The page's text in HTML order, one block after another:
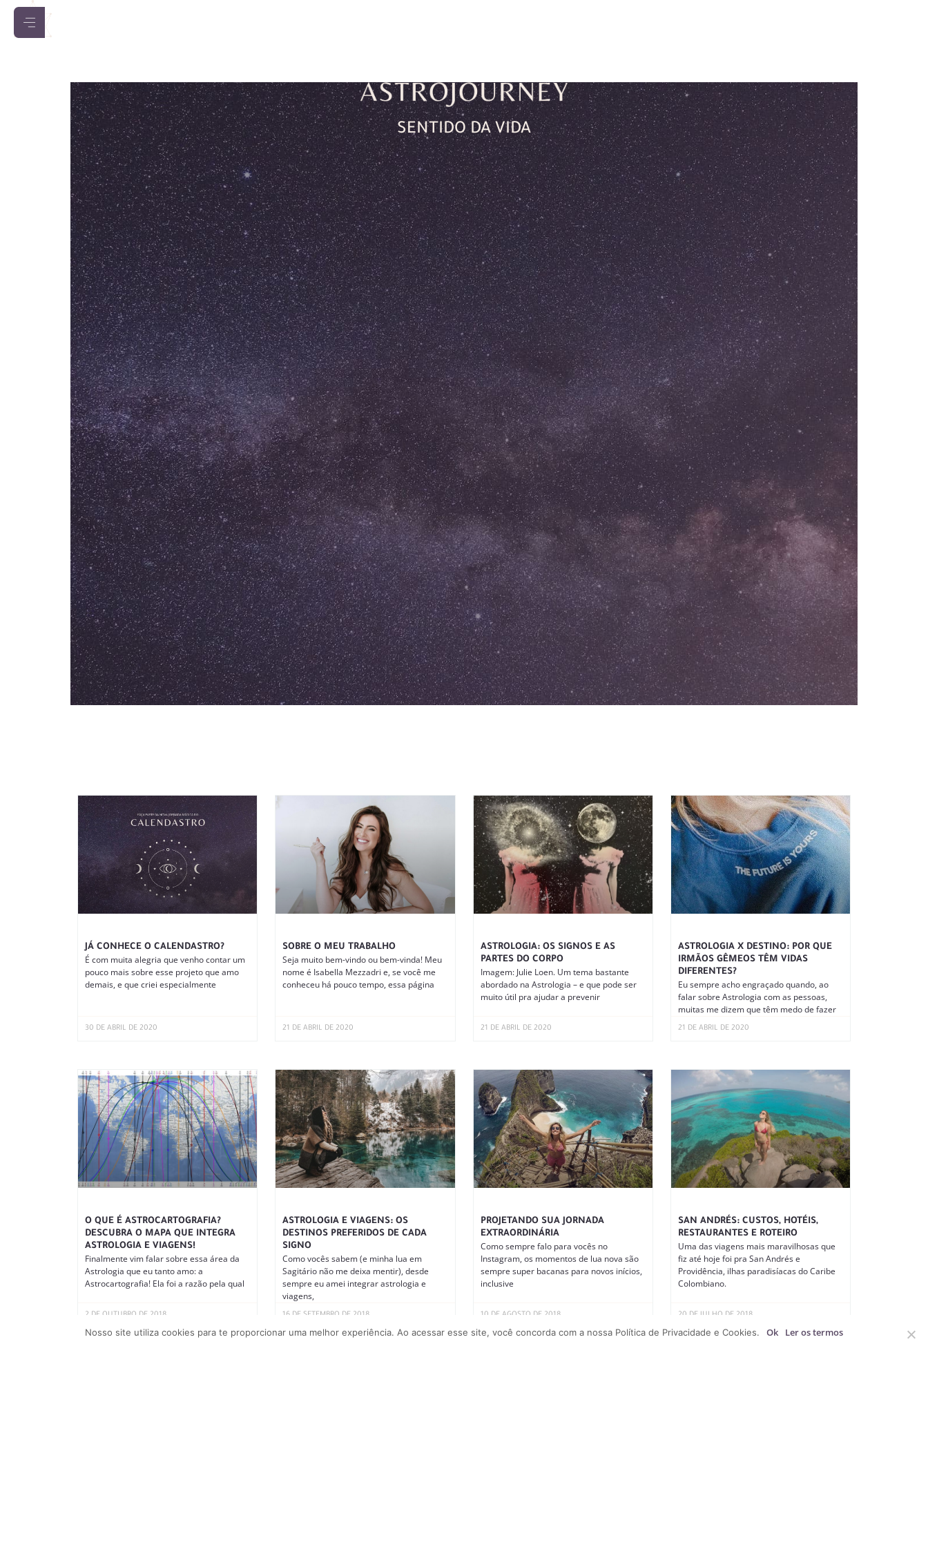
SENTIDO DA VIDA
JÁ CONHECE O CALENDASTRO?
É com muita alegria que venho contar um
pouco mais sobre esse projeto que amo
demais, e que criei especialmente
30 DE ABRIL DE 2020
SOBRE O MEU TRABALHO
Seja muito bem-vindo ou bem-vinda! Meu
nome é Isabella Mezzadri e, se você me
conheceu há pouco tempo, essa página
21 DE ABRIL DE 2020
ASTROLOGIA: OS SIGNOS E AS
PARTES DO CORPO
Imagem: Julie Loen. Um tema bastante
abordado na Astrologia – e que pode ser
muito útil pra ajudar a prevenir
21 DE ABRIL DE 2020
ASTROLOGIA X DESTINO: POR QUE
IRMÃOS GÊMEOS TÊM VIDAS
DIFERENTES?
Eu sempre acho engraçado quando, ao
falar sobre Astrologia com as pessoas,
muitas me dizem que têm medo de fazer
21 DE ABRIL DE 2020
O QUE É ASTROCARTOGRAFIA?
DESCUBRA O MAPA QUE INTEGRA
ASTROLOGIA E VIAGENS!
Finalmente vim falar sobre essa área da
Astrologia que eu tanto amo: a
Astrocartografia! Ela foi a razão pela qual
2 DE OUTUBRO DE 2018
ASTROLOGIA E VIAGENS: OS
DESTINOS PREFERIDOS DE CADA
SIGNO
Como vocês sabem (e minha lua em
Sagitário não me deixa mentir), desde
sempre eu amei integrar astrologia e
viagens,
16 DE SETEMBRO DE 2018
PROJETANDO SUA JORNADA
EXTRAORDINÁRIA
Como sempre falo para vocês no
Instagram, os momentos de lua nova são
sempre super bacanas para novos inícios,
inclusive
10 DE AGOSTO DE 2018
SAN ANDRÉS: CUSTOS, HOTÉIS,
RESTAURANTES E ROTEIRO
Uma das viagens mais maravilhosas que
fiz até hoje foi pra San Andrés e
Providência, ilhas paradisíacas do Caribe
Colombiano.
20 DE JULHO DE 2018
Nosso site utiliza cookies para te proporcionar uma melhor experiência. Ao acessar esse site, você concorda com a nossa Política de Privacidade e Cookies. Ok Ler os termos